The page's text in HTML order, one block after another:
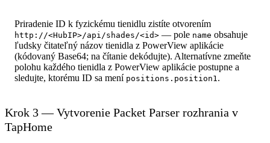
Priradenie ID k fyzickému tienidlu zistíte otvorením
http://<HubIP>/api/shades/<id> — pole name obsahuje
ľudsky čitateľný názov tienidla z PowerView aplikácie
(kódovaný Base64; na čítanie dekódujte). Alternatívne zmeňte
polohu každého tienidla z PowerView aplikácie postupne a
sledujte, ktorému ID sa mení positions.position1.
Krok 3 — Vytvorenie Packet Parser rozhrania v
TapHome